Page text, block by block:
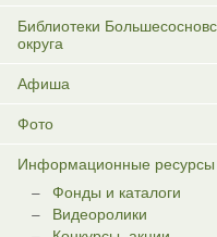
Библиотеки
округа
Афиша
Фото
Информационные ресурсы
Фонды и каталоги
Видеоролики